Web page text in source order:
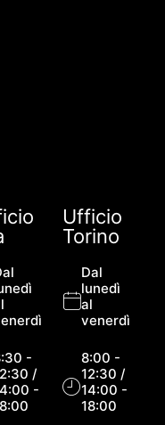
-
/
-
Ufficio
Torino
Dal
lunedì
al
venerdì
8:00 -
12:30 /
14:00 -
18:00